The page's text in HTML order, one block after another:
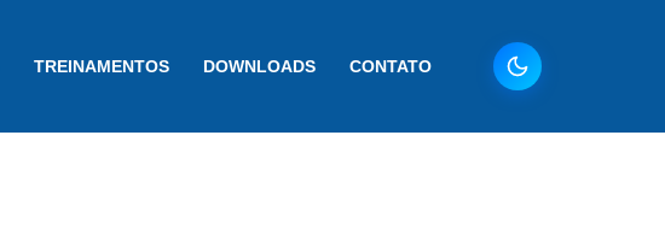
TREINAMENTOS DOWNLOADS CONTATO